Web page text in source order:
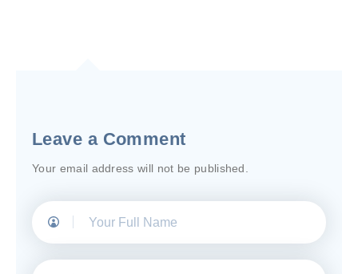
Leave a Comment
Your email address will not be published.